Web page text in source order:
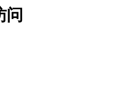
问